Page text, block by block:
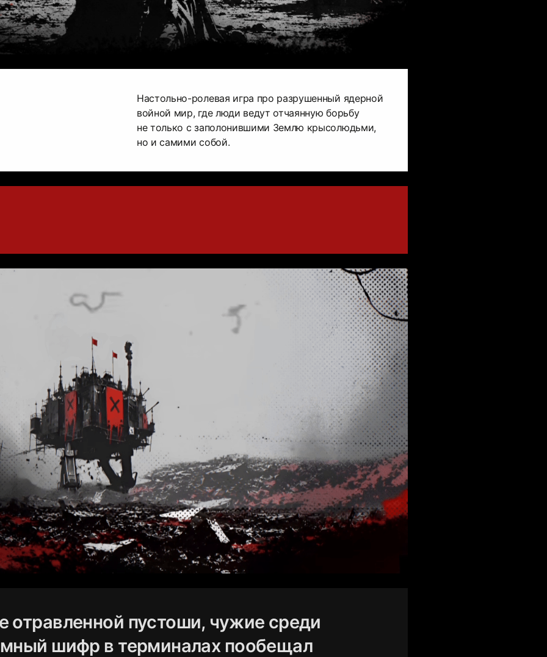
Настольно-ролевая игра про разрушенный ядерной
войной мир, где люди ведут отчаянную борьбу
не только с заполонившими Землю крысолюдьми,
но и самими собой.
отравленной пустоши, чужие среди
шифр в терминалах пообещал